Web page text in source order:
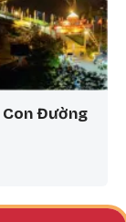
Con Đường